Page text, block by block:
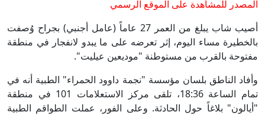
المصدر للمشاهدة على الموقع الرسمي
أصيب شاب يبلغ من العمر 27 عاماً (عامل أجنبي) بجراح وُصفت
بالخطيرة مساء اليوم، إثر تعرضه على ما يبدو لانفجار في منطقة
مفتوحة بالقرب من مستوطنة "موديعين عيليت".
وأفاد الناطق بلسان مؤسسة "نجمة داوود الحمراء" الطبية أنه في
تمام الساعة 18:36، تلقى مركز الاستعلامات 101 في منطقة
"أيالون" بلاغاً حول الحادثة. وعلى الفور، عملت الطواقم الطبية